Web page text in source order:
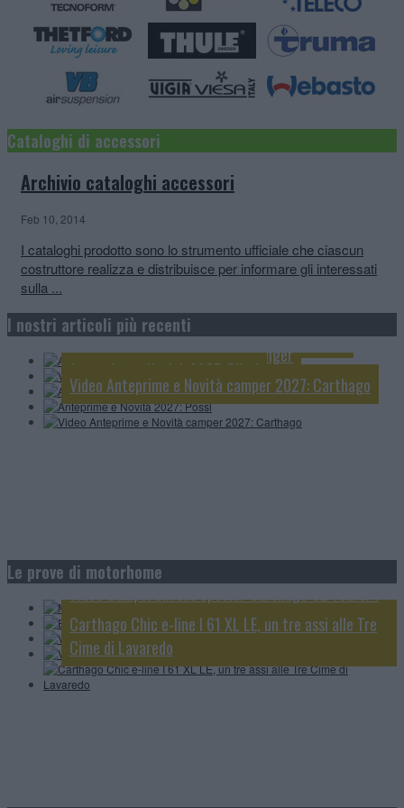
Cataloghi di accessori
Archivio cataloghi accessori
Feb 10, 2014
I cataloghi prodotto sono lo strumento ufficiale che ciascun
costruttore realizza e distribuisce per informare gli interessati
sulla ...
I nostri articoli più recenti
Anteprime e Novità 2027: Mobilvetta
Video Anteprime e Novità camper 2027: Notin
Anteprime e Novità 2027: Challenger
Anteprime e Novità 2027: Pössl
Video Anteprime e Novità camper 2027: Carthago
Le prove di motorhome
formato ridotto
Elnagh Magnum 530; 5 posti omologati viaggio e 5
posti letto
Video CamperOnTest: Adria Sonic Supreme 700 DL
145 RB-LE
Carthago Chic e-line I 61 XL LE, un tre assi alle Tre
Cime di Lavaredo